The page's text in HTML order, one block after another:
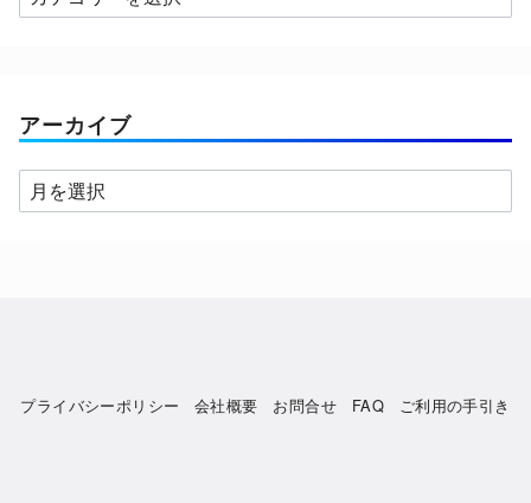
テ
ー
アーカイブ
ア
ー
プライバシーポリシー 会社概要 お問合せ FAQ ご利用の手引き